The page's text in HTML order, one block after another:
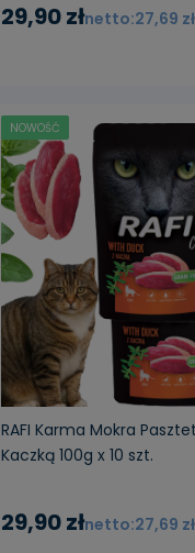
29,90 zł 27,69 zł
RAFI Karma Mokra
Kaczką 100g x 10 szt.
29,90 zł 27,69 zł
NOWOŚĆ